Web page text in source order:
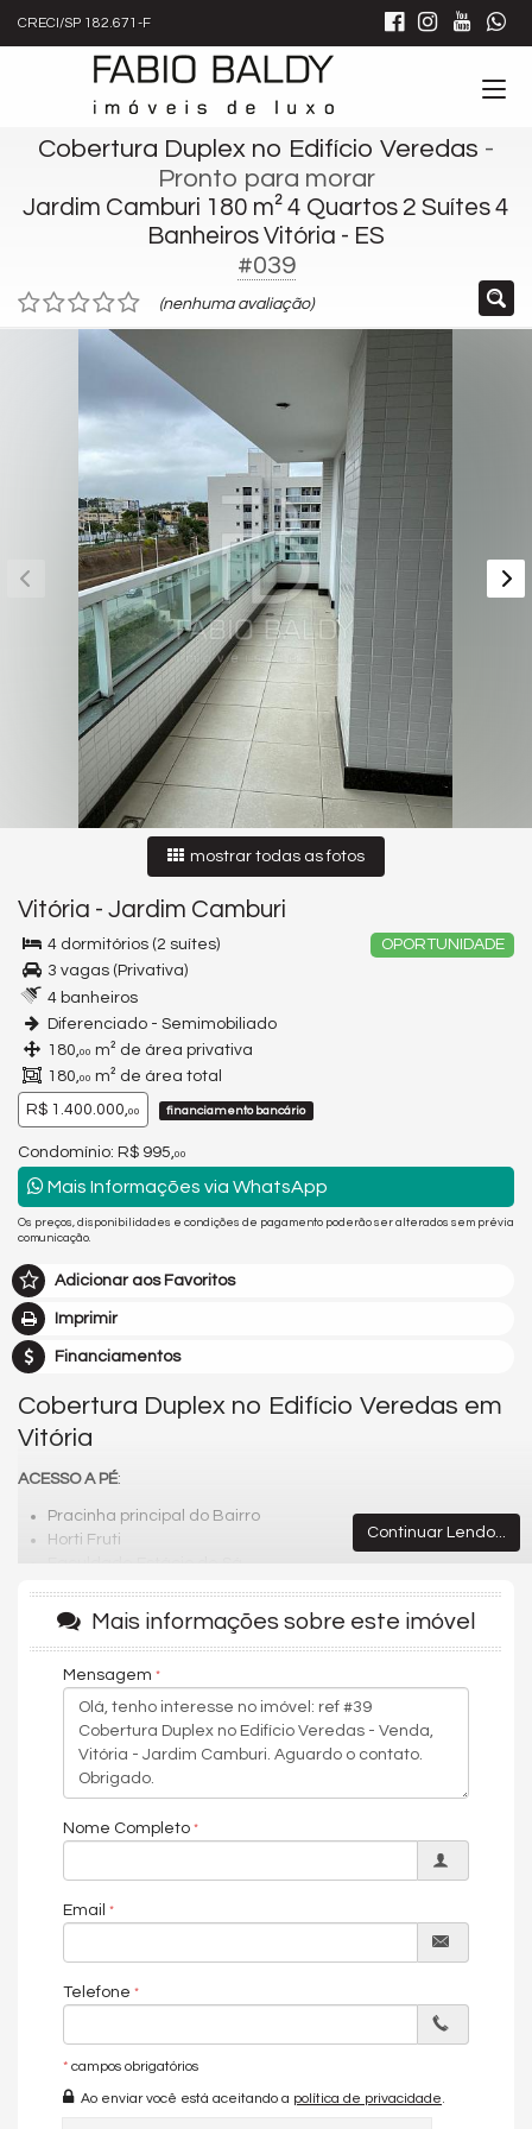
CRECI/SP 182.671-F
Cobertura Duplex no Edifício Veredas -
Pronto para morar
Jardim Camburi 180 m² 4 Quartos 2 Suítes 4
Banheiros Vitória - ES
#039
(nenhuma avaliação)
mostrar todas as fotos
Vitória - Jardim Camburi
OPORTUNIDADE
4 dormitórios (2 suítes)
3 vagas (Privativa)
4 banheiros
Diferenciado - Semimobiliado
180,00 m² de área privativa
180,00 m² de área total
R$ 1.400.000,00 financiamento bancário
Condomínio: R$ 995, 00
Mais Informações via WhatsApp
Os preços, disponibilidades e condições de pagamento poderão ser alterados sem prévia
comunicação.
Adicionar aos Favoritos
Imprimir
Financiamentos
Cobertura Duplex no Edifício Veredas em
Vitória
ACESSO A PÉ:
Pracinha principal do Bairro
Horti Fruti
Faculdade Estácio de Sá
Escola
Shopping Norte Sul
Restaurante
ACESSO PRÓXIMO
Supermercados
Drogarias
Igreja
Shopping Mestre ALvaro
Av. Norte Sul
Bairro de Fátima
Orla de Camburi
Bairro Jardim Camburi:
Características do Imóvel
Ar Condicionado
Continuar Lendo...
Mais informações sobre este imóvel
Mensagem
Nome Completo
Email
Telefone
* campos obrigatórios
Ao enviar você está aceitando a política de privacidade